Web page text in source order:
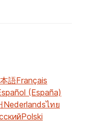
語Français
(España)
Nederlandsไทย
Polski